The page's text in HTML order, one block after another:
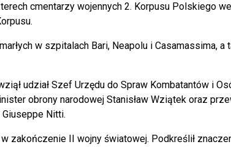
cmentarzy wojennych 2. Korpusu Polskiego
w szpitalach Bari, Neapolu i Casamassima,
udział Szef Urzędu do Spraw Kombatantów i
obrony narodowej Stanisław Wziątek oraz
Nitti.
zakończenie II wojny światowej. Podkreślił